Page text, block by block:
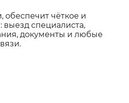
чёткое и
специалиста,
документы и любые